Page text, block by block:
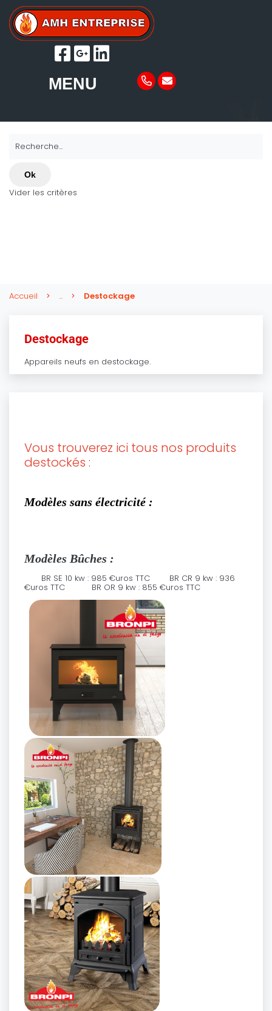
MENU
Recherche...
Ok
Vider les critères
Accueil ... Destockage
Destockage
Appareils neufs en destockage.
Vous trouverez ici tous nos produits
destockés :
Modèles sans électricité :
Modèles Bûches :
BR SE 10 kw : 985 €uros TTC BR CR 9 kw : 936
€uros TTC BR OR 9 kw : 855 €uros TTC